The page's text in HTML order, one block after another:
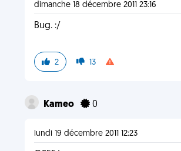
dimanche 18 décembre 2011 23:16
Bug. :/
2 13
Kameo 0
lundi 19 décembre 2011 12:23